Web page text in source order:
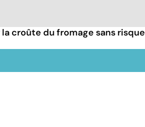
croûte du fromage sans risque